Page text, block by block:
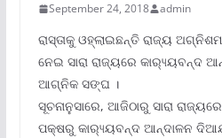
September 24, 2018 admin
ରାସ୍ତାକୁ ଓହ୍ଲାଇଛନ୍ତି ରାଜ୍ୟ ଅଗ୍ନିଶମ
ନେଇ ସାରା ରାଜ୍ୟରେ କାର‌୍ୟ୍ୟବନ୍ଦ
ଆଗ୍ନିକ ସଙ୍ଘ ।
ସୂଚନାନୁସାରେ, ଆଜିଠାରୁ ସାରା
ପକ୍ଷରୁ କାର‌୍ୟ୍ୟବନ୍ଦ ଆନ୍ଦାଳନ